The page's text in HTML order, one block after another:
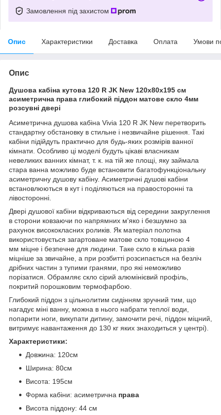
Замовлення під захистом
Опис Характеристики Доставка Оплата Умови
Опис
Душова кабіна кутова 120 R JK New 120x80x195 см
асиметрична права глибокий піддон матове скло 4мм
розсувні двері
Асиметрична душова кабіна Vivia 120 R JK New перетворить
стандартну обстановку в стильне і незвичайне рішення. Такі
кабіни підійдуть практично для будь-яких розмірів ванної
кімнати. Особливо ці моделі будуть цікаві власникам
невеликих ванних кімнат, т. к. на тій же площі, яку займала
стара ванна можливо буде встановити багатофункціональну
асиметричну душову кабіну. Асиметричні душові кабіни
встановлюються в кут і поділяються на правосторонні та
лівосторонні.
Двері душової кабіни відкриваються від середини закруглення
в сторони ковзаючи по напрямних м'яко і безшумно за
рахунок висококласних роликів. Як матеріал полотна
використовується загартоване матове скло товщиною 4
мм міцне і безпечне для людини. Таке скло в кілька разів
міцніше за звичайне, а при розбитті розсипається на безліч
дрібних частин з тупими гранями, про які неможливо
порізатися. Обрамляє скло сірий алюмінієвий профіль,
покритий порошковим термофарбою.
Глибокий піддон з цільнолитим сидінням зручний тим, що
нагадує міні ванну, можна в нього набрати теплої води,
попарити ноги, викупати дитину, замочити речі, піддон міцний,
витримує навантаження до 130 кг яких знаходиться у центрі).
Характеристики:
Довжина: 120см
Ширина: 80см
Висота: 195см
Форма кабіни: асиметрична права
Висота піддону: 44 см